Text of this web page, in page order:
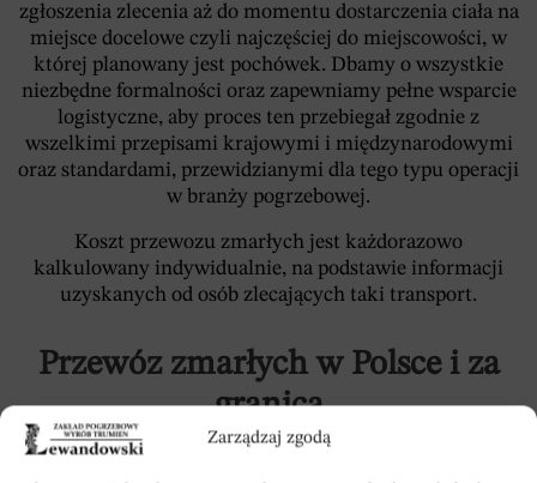
Zarządzaj zgodą
zgłoszenia zlecenia aż do momentu dostarczenia ciała na
miejsce docelowe czyli najczęściej do miejscowości, w
której planowany jest pochówek. Dbamy o wszystkie
niezbędne formalności oraz zapewniamy pełne wsparcie
logistyczne, aby proces ten przebiegał zgodnie z
wszelkimi przepisami krajowymi i międzynarodowymi
oraz standardami, przewidzianymi dla tego typu operacji
w branży pogrzebowej.
Koszt przewozu zmarłych jest każdorazowo
kalkulowany indywidualnie, na podstawie informacji
uzyskanych od osób zlecających taki transport.
Przewóz zmarłych w Polsce i za
granicą